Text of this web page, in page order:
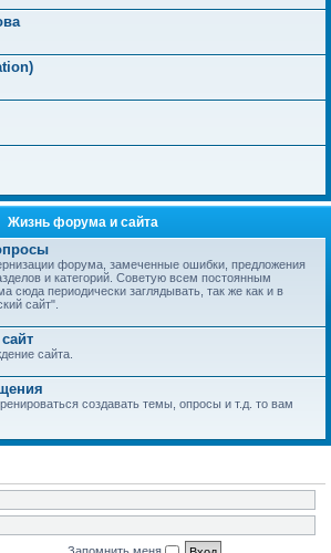
Жизнь форума и сайта
форума, замеченные ошибки, предложения
и категорий. Советую всем постоянным
сюда периодически заглядывать, так же как и в
сайт".
сайта.
создавать темы, опросы и т.д. то вам